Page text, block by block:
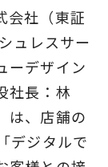
会社（東証
ュレスサー
ーデザイン
社長：林
は、店舗の
デジタルで